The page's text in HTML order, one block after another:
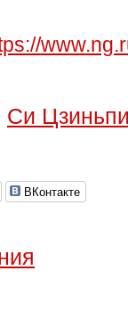
Си
ВКонтакте